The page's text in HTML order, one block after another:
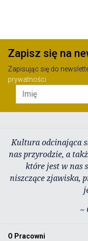
Zapisz się na
Zapisując się do
prywatności
Kultura odcinająca
nas przyrodzie, a
które jest w nas
niszczące zjawiska,
~
O Pracowni